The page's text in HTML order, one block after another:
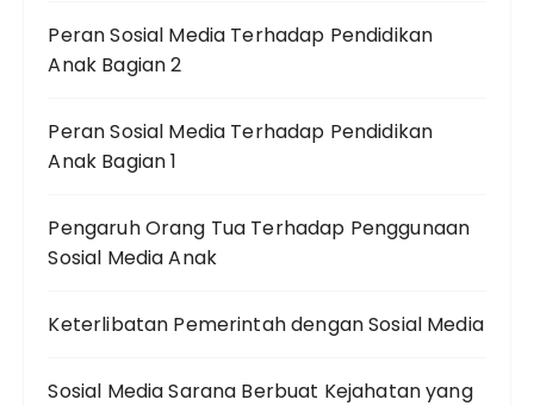
Peran Sosial Media Terhadap Pendidikan
Anak Bagian 2
Peran Sosial Media Terhadap Pendidikan
Anak Bagian 1
Pengaruh Orang Tua Terhadap Penggunaan
Sosial Media Anak
Keterlibatan Pemerintah dengan Sosial Media
Sosial Media Sarana Berbuat Kejahatan yang